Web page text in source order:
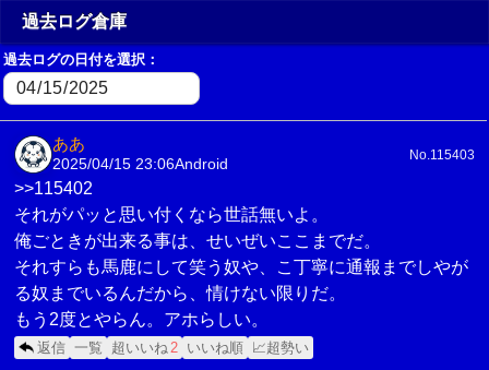
過去ログ倉庫
過去ログの日付を選択：
ああ
2025/04/15 23:06Android
No.115403
>>115402
それがパッと思い付くなら世話無いよ。
俺ごときが出来る事は、せいぜいここまでだ。
それすらも馬鹿にして笑う奴や、こ丁寧に通報までしやが
る奴までいるんだから、情けない限りだ。
もう2度とやらん。アホらしい。
返信 一覧 超いいね2 いいね順 📈超勢い